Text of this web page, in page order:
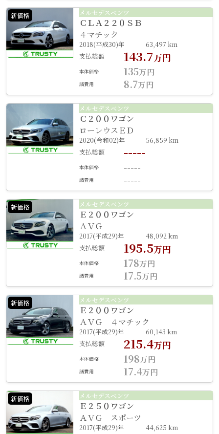
新価格 メルセデスベンツ
ＣＬＡ２２０ＳＢ
４マチック
2018(平成30)年
63,497 km
支払総額
143.7万円
本体価格 135万円
諸費用 8.7万円
メルセデスベンツ
Ｃ２００ワゴン
ローレウスＥＤ
2020(令和02)年
56,859 km
支払総額
-----
本体価格 -----
諸費用 -----
新価格 メルセデスベンツ
Ｅ２００ワゴン
ＡＶＧ
2017(平成29)年
48,092 km
支払総額
195.5万円
本体価格 178万円
諸費用 17.5万円
新価格 メルセデスベンツ
Ｅ２００ワゴン
ＡＶＧ ４マチック
2017(平成29)年
60,143 km
支払総額
215.4万円
本体価格 198万円
諸費用 17.4万円
新価格 メルセデスベンツ
Ｅ２５０ワゴン
ＡＶＧ スポーツ
2017(平成29)年
44,625 km